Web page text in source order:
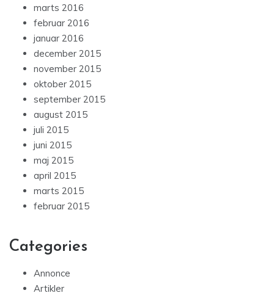
marts 2016
februar 2016
januar 2016
december 2015
november 2015
oktober 2015
september 2015
august 2015
juli 2015
juni 2015
maj 2015
april 2015
marts 2015
februar 2015
Categories
Annonce
Artikler